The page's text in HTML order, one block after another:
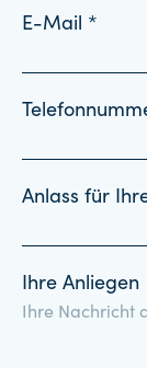
E-Mail *
Anlass für
Ihre Anliegen